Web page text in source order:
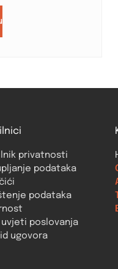
privatnosti
podataka
podataka
uvjeti poslovanja
ugovora